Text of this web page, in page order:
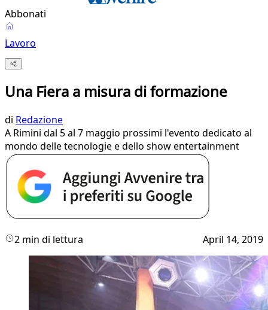
Abbonati
Lavoro
Una Fiera a misura di formazione
di Redazione
A Rimini dal 5 al 7 maggio prossimi l'evento dedicato al
mondo delle tecnologie e dello show entertainment
2 min di lettura April 14, 2019